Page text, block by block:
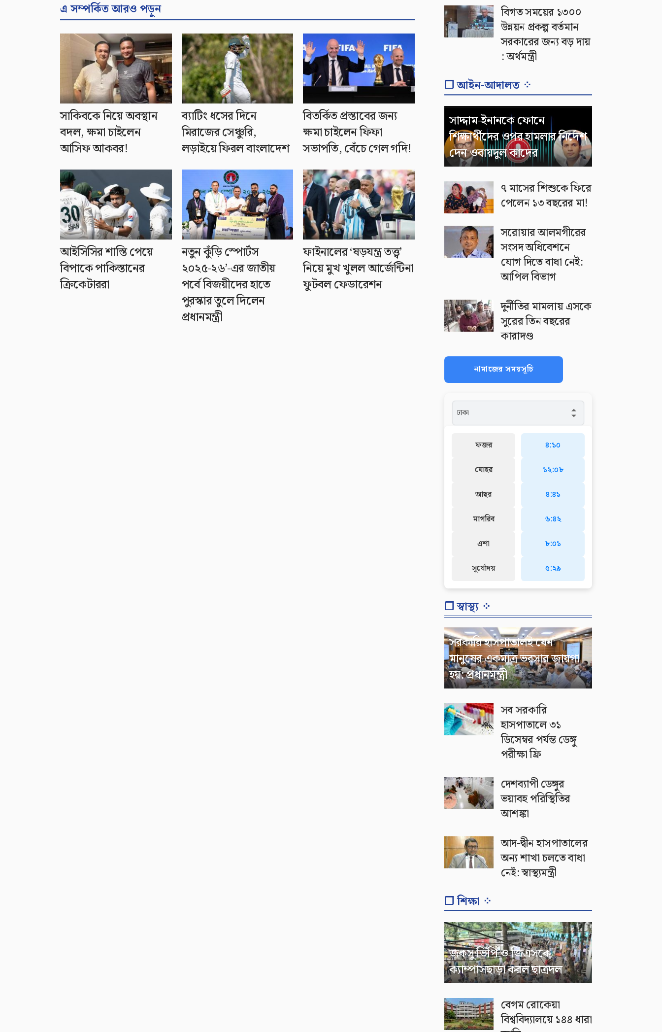
এ সম্পর্কিত আরও পড়ুন
সাকিবকে নিয়ে অবস্থান
বদল, ক্ষমা চাইলেন
আসিফ আকবর!
ব্যাটিং ধসের দিনে
মিরাজের সেঞ্চুরি,
লড়াইয়ে ফিরল বাংলাদেশ
বিতর্কিত প্রস্তাবের জন্য
ক্ষমা চাইলেন ফিফা
সভাপতি, বেঁচে গেল গদি!
আইসিসির শাস্তি পেয়ে
বিপাকে পাকিস্তানের
ক্রিকেটাররা
নতুন কুঁড়ি স্পোর্টস
২০২৫-২৬’-এর জাতীয়
পর্বে বিজয়ীদের হাতে
পুরস্কার তুলে দিলেন
প্রধানমন্ত্রী
ফাইনালের ‘ষড়যন্ত্র তত্ত্ব’
নিয়ে মুখ খুলল আর্জেন্টিনা
ফুটবল ফেডারেশন
বিগত সময়ের ১৩০০
উন্নয়ন প্রকল্প বর্তমান
সরকারের জন্য বড় দায়
: অর্থমন্ত্রী
❐ আইন-আদালত ⁘
সাদ্দাম-ইনানকে ফোনে
শিক্ষার্থীদের ওপর হামলার নির্দেশ
দেন ওবায়দুল কাদের
৭ মাসের শিশুকে ফিরে
পেলেন ১৩ বছরের মা!
সরোয়ার আলমগীরের
সংসদ অধিবেশনে
যোগ দিতে বাধা নেই:
আপিল বিভাগ
দুর্নীতির মামলায় এসকে
সুরের তিন বছরের
কারাদণ্ড
নামাজের সময়সূচি
ফজর
যোহর
আছর
মাগরিব
এশা
সূর্যোদয়
৪:১০
১২:০৮
৪:৪১
৬:৪২
৮:০১
৫:২৯
❐ স্বাস্থ্য ⁘
সরকারি হাসপাতালই যেন
মানুষের একমাত্র ভরসার জায়গা
হয়: প্রধানমন্ত্রী
সব সরকারি
হাসপাতালে ৩১
ডিসেম্বর পর্যন্ত ডেঙ্গু
পরীক্ষা ফ্রি
দেশব্যাপী ডেঙ্গুর
ভয়াবহ পরিস্থিতির
আশঙ্কা
আদ-দ্বীন হাসপাতালের
অন্য শাখা চলতে বাধা
নেই: স্বাস্থ্যমন্ত্রী
❐ শিক্ষা ⁘
জকসু ভিপি ও জিএসকে
ক্যাম্পাসছাড়া করল ছাত্রদল
বেগম রোকেয়া
বিশ্ববিদ্যালয়ে ১৪৪ ধারা